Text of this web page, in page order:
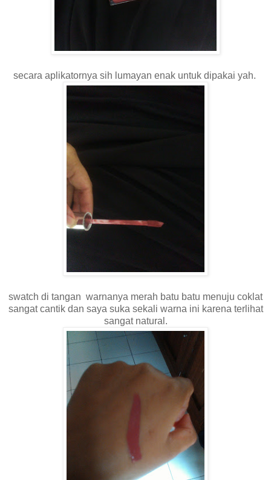
secara aplikatornya sih lumayan enak untuk dipakai yah.
swatch di tangan warnanya merah batu batu menuju coklat
sangat cantik dan saya suka sekali warna ini karena terlihat
sangat natural.